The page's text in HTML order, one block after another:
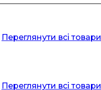
Переглянути всі товари
Переглянути всі товари